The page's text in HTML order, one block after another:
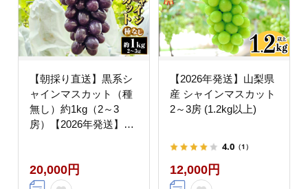
【朝採り直送】黒系シ
ャインマスカット（種
無し）約1kg（2～3
房）【2026年発送】
20,000円
【2026年発送】山梨県
産 シャインマスカット
2～3房 (1.2kg以上)
4.0 （1）
12,000円